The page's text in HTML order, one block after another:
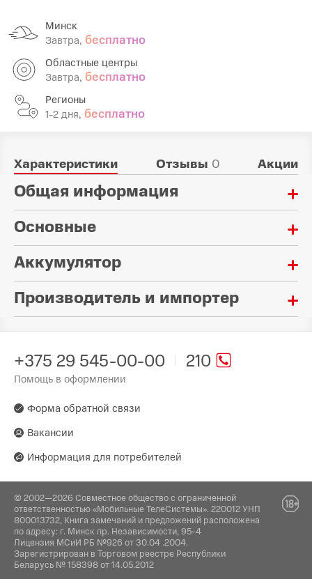
Минск
Завтра, бесплатно
Областные центры
Завтра, бесплатно
Регионы
1-2 дня, бесплатно
Характеристики Отзывы 0 Акции
Общая информация
Высота обработки:
Самоходная:
Да
Количество колес:
Ширина обработки:
220 мм
Газонокосилка
Комплектация:
Основные
Обслуживаемая площадь:
2000 м²
Аккумулятор
Питание:
аккумулятор
Производитель и импортер
Произведено в стране:
Производитель:
2112-1-1, South District, Finance and Trade
Center, No.6975 Yazhou Road, Dongjiang
Bonded Port Area, Tianjin Pilot Free Trade
Республика Беларусь, Минская область,
Минский район, Боровлянский с/с, 103/3-7,
помещение №7-50, р-н деревни Дроздово
210
+375 29 545-00-00
Помощь в оформлении
Форма обратной связи
Вакансии
Информация для потребителей
© 2002—2026 Совместное общество с ограниченной
ответственностью «Мобильные ТелеСистемы». 220012 УНП
800013732, Книга замечаний и предложений расположена
по адресу: г. Минск пр. Независимости, 95-4
Лицензия МСиИ РБ №926 от 30.04 .2004.
Зарегистрирован в Торговом реестре Республики
Беларусь № 158398 от 14.05.2012